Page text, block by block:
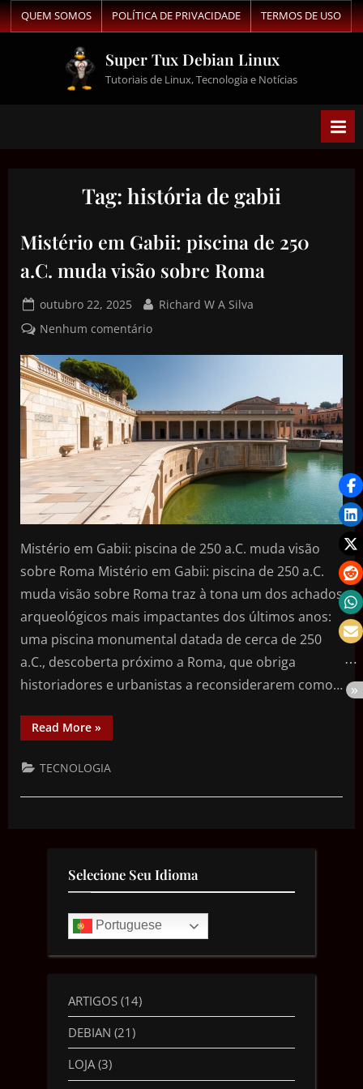
QUEM SOMOS POLÍTICA DE PRIVACIDADE TERMOS DE USO
Super Tux Debian Linux
Tutoriais de Linux, Tecnologia e Notícias
Tag: história de gabii
Mistério em Gabii: piscina de 250
a.C. muda visão sobre Roma
outubro 22, 2025
Richard W A Silva
Nenhum comentário
Mistério em Gabii: piscina de 250 a.C. muda visão
sobre Roma Mistério em Gabii: piscina de 250 a.C.
muda visão sobre Roma traz à tona um dos achados
arqueológicos mais impactantes dos últimos anos:
uma piscina monumental datada de cerca de 250
a.C., descoberta próximo a Roma, que obriga
historiadores e urbanistas a reconsiderarem como…
Read More »
TECNOLOGIA
Selecione Seu Idioma
Portuguese
ARTIGOS (14)
DEBIAN (21)
LOJA(3)